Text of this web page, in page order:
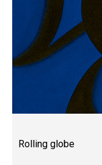
Rolling globe